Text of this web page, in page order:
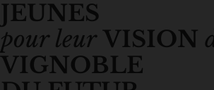
JEUNES
pour leur VISION
VIGNOBLE